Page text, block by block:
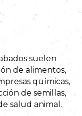
suelen
de alimentos,
químicas,
de semillas,
salud animal.